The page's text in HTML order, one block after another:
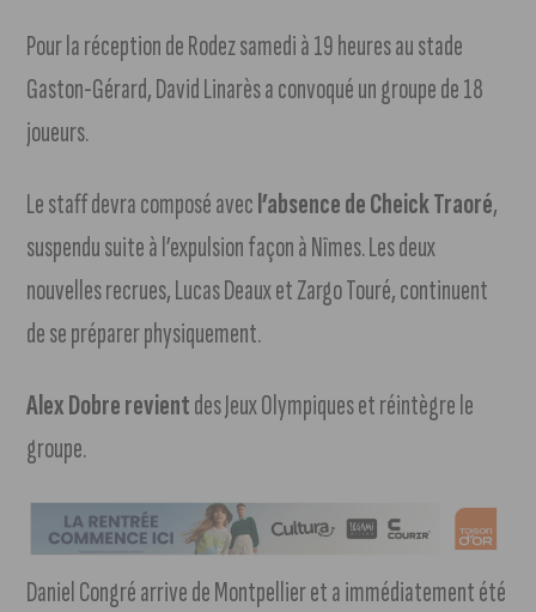
Pour la réception de Rodez samedi à 19 heures au stade
Gaston-Gérard, David Linarès a convoqué un groupe de 18
joueurs.
Le staff devra composé avecl’absence de Cheick Traoré,
suspendu suite à l’expulsion façon à Nîmes. Les deux
nouvelles recrues, Lucas Deaux et Zargo Touré, continuent
de se préparer physiquement.
Alex Dobre revientdes Jeux Olympiques et réintègre le
groupe.
Daniel Congré arrive de Montpellier et a immédiatement été